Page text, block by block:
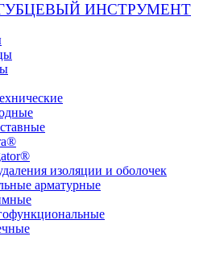
ИНСТРУМЕНТ
изоляции и оболочек
арматурные